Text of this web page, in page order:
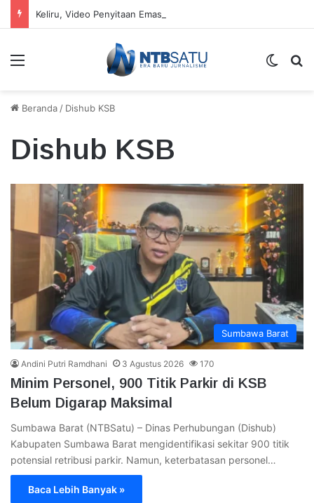
Menu
Beranda / Dishub KSB
Dishub KSB
Sumbawa Barat
Andini Putri Ramdhani 3 Agustus 2026 170
Minim Personel, 900 Titik Parkir di KSB
Belum Digarap Maksimal
Sumbawa Barat (NTBSatu) – Dinas Perhubungan (Dishub)
Kabupaten Sumbawa Barat mengidentifikasi sekitar 900 titik
potensial retribusi parkir. Namun, keterbatasan personel…
Baca Lebih Banyak »